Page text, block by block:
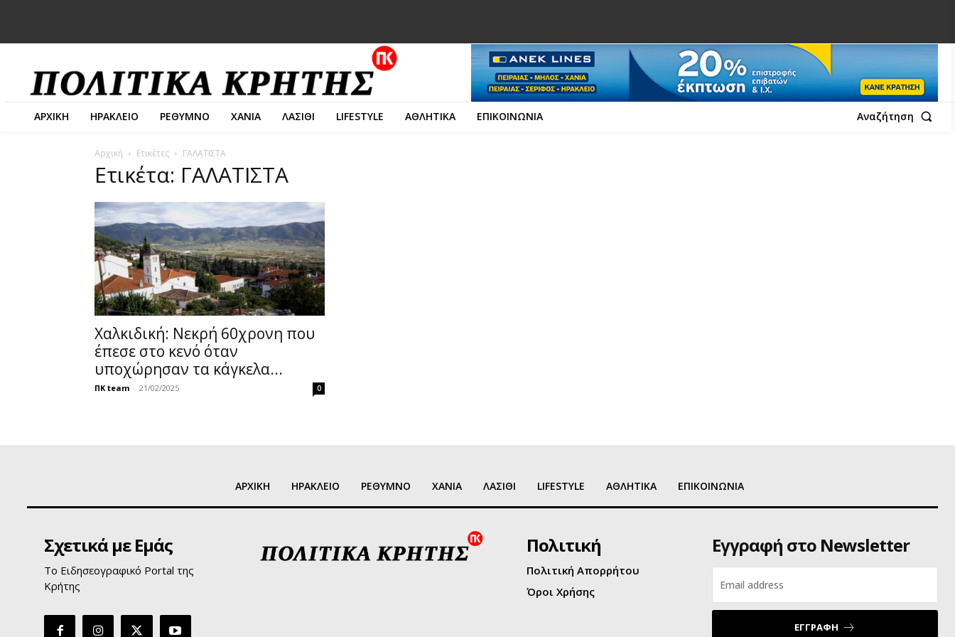
ΑΡΧΙΚΗ ΗΡΑΚΛΕΙΟ ΡΕΘΥΜΝΟ ΧΑΝΙΑ ΛΑΣΙΘΙ LIFESTYLE ΑΘΛΗΤΙΚΑ ΕΠΙΚΟΙΝΩΝΙΑ Αναζήτηση
Αρχική Ετικέτες ΓΑΛΑΤΙΣΤΑ
Ετικέτα: ΓΑΛΑΤΙΣΤΑ
Χαλκιδική: Νεκρή 60χρονη που
έπεσε στο κενό όταν
υποχώρησαν τα κάγκελα...
ΠΚ team - 21/02/2025 0
ΑΡΧΙΚΗ ΗΡΑΚΛΕΙΟ ΡΕΘΥΜΝΟ ΧΑΝΙΑ ΛΑΣΙΘΙ LIFESTYLE ΑΘΛΗΤΙΚΑ ΕΠΙΚΟΙΝΩΝΙΑ
Σχετικά με Εμάς
Το Ειδησεογραφικό Portal της
Κρήτης
Πολιτική
Πολιτική Απορρήτου
Όροι Χρήσης
Εγγραφή στο Newsletter
ΕΓΓΡΑΦΗ